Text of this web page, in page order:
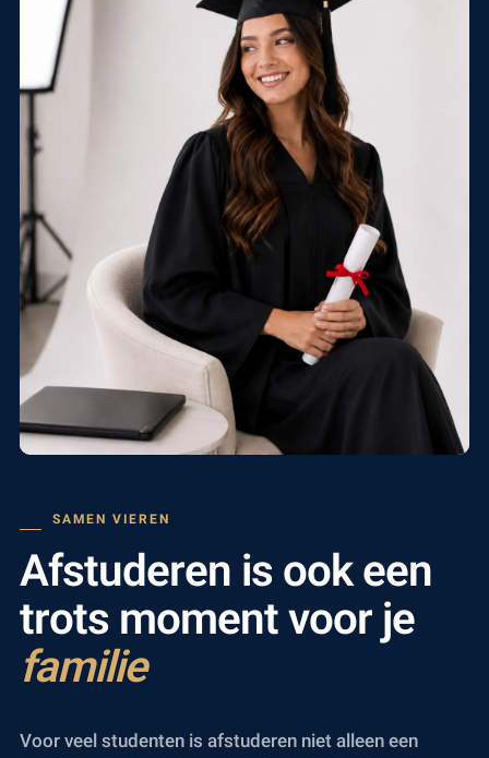
SAMEN VIEREN
Afstuderen is ook een
trots moment voor je
familie
Voor veel studenten is afstuderen niet alleen een